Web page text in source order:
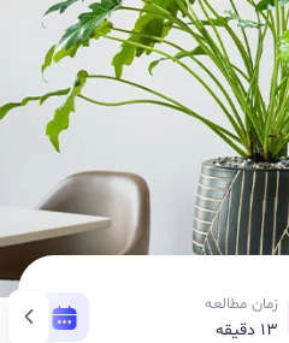
زمان مطالعه
13 دقیقه 12 ژوئن 2023